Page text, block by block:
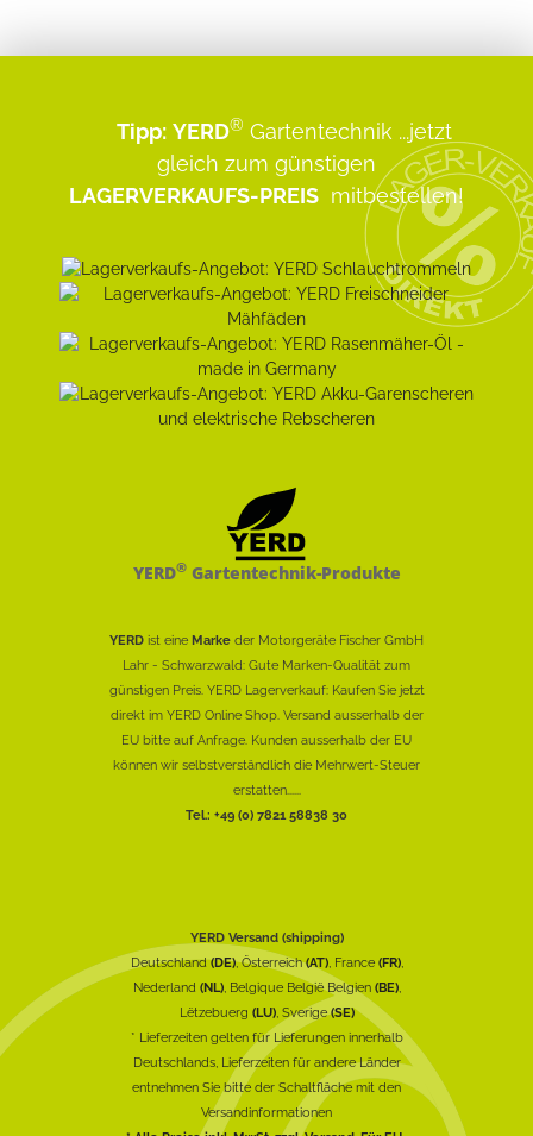
Tipp: YERD® Gartentechnik ...jetzt
gleich zum günstigen
LAGERVERKAUFS-PREIS mitbestellen!
YERD®Gartentechnik-Produkte
YERD ist eine Marke der Motorgeräte Fischer GmbH
Lahr - Schwarzwald: Gute Marken-Qualität zum
günstigen Preis. YERD Lagerverkauf: Kaufen Sie jetzt
direkt im YERD Online Shop. Versand ausserhalb der
EU bitte auf Anfrage. Kunden ausserhalb der EU
können wir selbstverständlich die Mehrwert-Steuer
erstatten......
Tel.: +49 (0) 7821 58838 30
YERD Versand (shipping)
Deutschland(DE), Österreich(AT), France (FR),
Nederland (NL), Belgique België Belgien (BE),
Lëtzebuerg (LU), Sverige(SE)
* Lieferzeiten gelten für Lieferungen innerhalb
Deutschlands, Lieferzeiten für andere Länder
entnehmen Sie bitte der Schaltfläche mit den
Versandinformationen